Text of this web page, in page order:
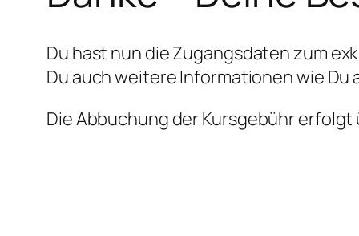
Du hast nun die Zugangsdaten zum
Du auch weitere Informationen wie
Die Abbuchung der Kursgebühr